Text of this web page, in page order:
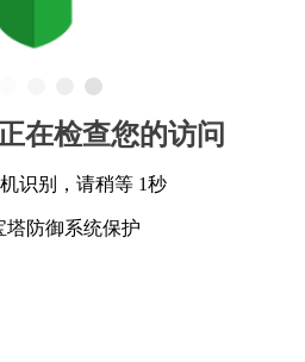
在检查您的访问
识别，请稍等 1秒
塔防御系统保护